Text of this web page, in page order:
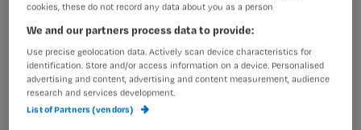
'Zorgmedewerkers ondanks hervormingen tevreden over hun
werk'
cookies, these do not record any data about you as a person
We and our partners process data to provide:
Use precise geolocation data. Actively scan device characteristics for
identification. Store and/or access information on a device. Personalised
advertising and content, advertising and content measurement, audience
research and services development.
List of Partners (vendors)